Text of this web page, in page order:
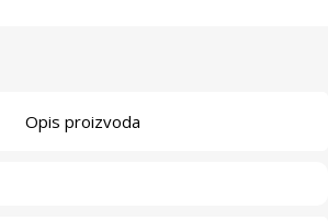
Opis proizvoda